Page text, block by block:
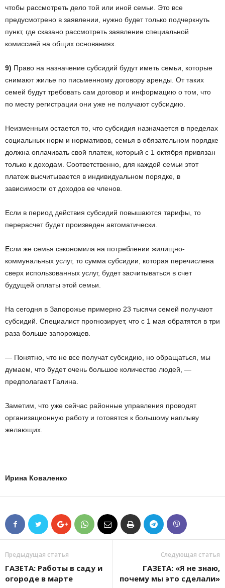
чтобы рассмотреть дело той или иной семьи. Это все
предусмотрено в заявлении, нужно будет только подчеркнуть
пункт, где сказано рассмотреть заявление специальной
комиссией на общих основаниях.
9) Право на назначение субсидий будут иметь семьи, которые
снимают жилье по письменному договору аренды. От таких
семей будут требовать сам договор и информацию о том, что
по месту регистрации они уже не получают субсидию.
Неизменным остается то, что субсидия назначается в пределах
социальных норм и нормативов, семья в обязательном порядке
должна оплачивать свой платеж, который с 1 октября привязан
только к доходам. Соответственно, для каждой семьи этот
платеж высчитывается в индивидуальном порядке, в
зависимости от доходов ее членов.
Если в период действия субсидий повышаются тарифы, то
перерасчет будет произведен автоматически.
Если же семья сэкономила на потреблении жилищно-
коммунальных услуг, то сумма субсидии, которая перечислена
сверх использованных услуг, будет засчитываться в счет
будущей оплаты этой семьи.
На сегодня в Запорожье примерно 23 тысячи семей получают
субсидий. Специалист прогнозирует, что с 1 мая обратятся в три
раза больше запорожцев.
— Понятно, что не все получат субсидию, но обращаться, мы
думаем, что будет очень большое количество людей, —
предполагает Галина.
Заметим, что уже сейчас районные управления проводят
организационную работу и готовятся к большому наплыву
желающих.
Ирина Коваленко
Предыдущая статья
ГАЗЕТА: Работы в саду и
огороде в марте
Следующая статья
ГАЗЕТА: «Я не знаю,
почему мы это сделали»